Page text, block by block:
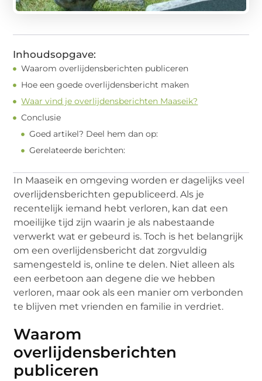
Inhoudsopgave:
Waarom overlijdensberichten publiceren
Hoe een goede overlijdensbericht maken
Waar vind je overlijdensberichten Maaseik?
Conclusie
Goed artikel? Deel hem dan op:
Gerelateerde berichten:
In Maaseik en omgeving worden er dagelijks veel
overlijdensberichten gepubliceerd. Als je
recentelijk iemand hebt verloren, kan dat een
moeilijke tijd zijn waarin je als nabestaande
verwerkt wat er gebeurd is. Toch is het belangrijk
om een overlijdensbericht dat zorgvuldig
samengesteld is, online te delen. Niet alleen als
een eerbetoon aan degene die we hebben
verloren, maar ook als een manier om verbonden
te blijven met vrienden en familie in verdriet.
Waarom
overlijdensberichten
publiceren